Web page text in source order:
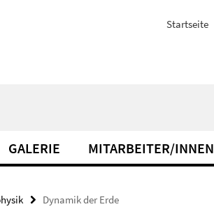
Startseite
GALERIE MITARBEITER/INNEN
Dynamik der Erde